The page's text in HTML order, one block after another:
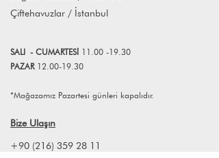
Çiftehavuzlar / İstanbul
SALI - CUMARTESİ 11.00 -19.30
PAZAR 12.00-19.30
*Mağazamız Pazartesi günleri kapalıdır.
Bize Ulaşın
+90 (216) 359 28 11